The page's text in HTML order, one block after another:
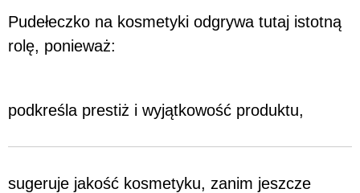
Pudełeczko na kosmetyki odgrywa tutaj istotną
rolę, ponieważ:
podkreśla prestiż i wyjątkowość produktu,
sugeruje jakość kosmetyku, zanim jeszcze